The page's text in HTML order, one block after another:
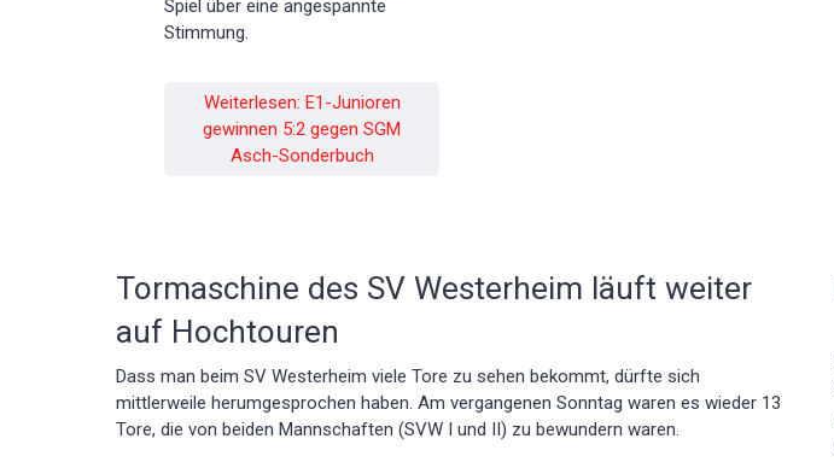
Spiel über eine angespannte
Stimmung.
Weiterlesen: E1-Junioren
gewinnen 5:2 gegen SGM
Asch-Sonderbuch
Tormaschine des SV Westerheim läuft weiter
auf Hochtouren
Dass man beim SV Westerheim viele Tore zu sehen bekommt, dürfte sich
mittlerweile herumgesprochen haben. Am vergangenen Sonntag waren es wieder 13
Tore, die von beiden Mannschaften (SVW I und II) zu bewundern waren.